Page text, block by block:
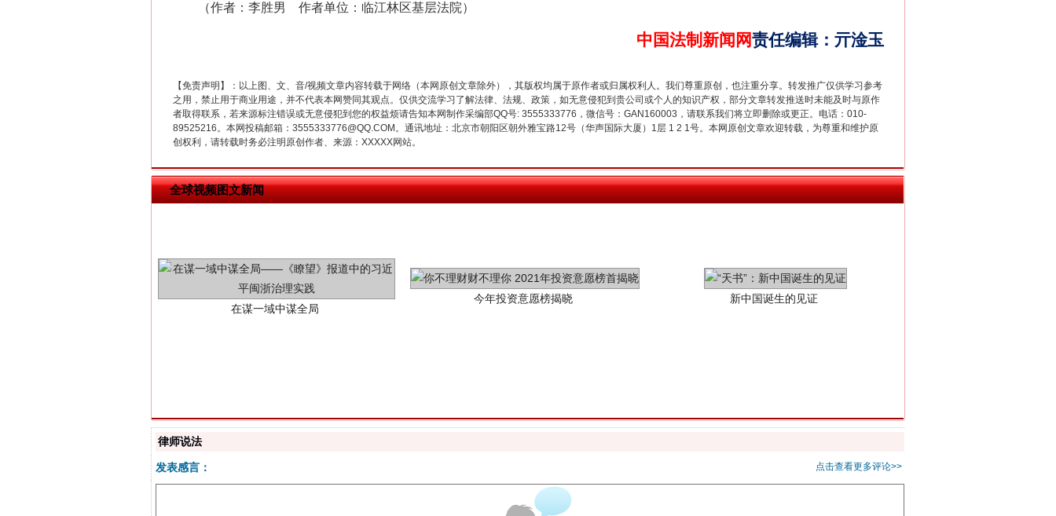
（作者：李胜男 作者单位：临江林区基层法院）
中国法制新闻网责任编辑： 亓淦玉
【免责声明】：以上图、文、音/视频文章内容转载于网络（本网原创文章除外），其版权均属于原作者或归属权利人。我们尊重原创，也注重分享。转发推广仅供学习参考
之用，禁止用于商业用途，并不代表本网赞同其观点。仅供交流学习了解法律、法规、政策，如无意侵犯到贵公司或个人的知识产权，部分文章转发推送时未能及时与原作
者取得联系，若来源标注错误或无意侵犯到您的权益烦请告知本网制作采编部QQ号: 3555333776，微信号：GAN160003，请联系我们将立即删除或更正。电话：010-
89525216。本网投稿邮箱：3555333776@QQ.COM。通讯地址：北京市朝阳区朝外雅宝路12号（华声国际大厦）1层 1 2 1号。本网原创文章欢迎转载，为尊重和维护原
创权利，请转载时务必注明原创作者、来源：XXXXX网站。
全球视频图文新闻
这是一记警钟！
习近平的博鳌关键词
律师说法
点击查看更多评论>>
发表感言：